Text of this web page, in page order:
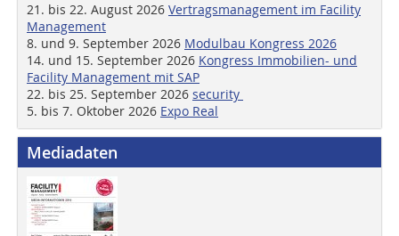
21. bis 22. August 2026 Vertragsmanagement im Facility
Management
8. und 9. September 2026 Modulbau Kongress 2026
14. und 15. September 2026 Kongress Immobilien- und
Facility Management mit SAP
22. bis 25. September 2026 security
5. bis 7. Oktober 2026 Expo Real
Mediadaten